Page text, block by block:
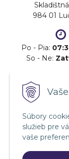
Súbory
služieb pre
vaše
984 01
Po - Pia:
So - Ne: